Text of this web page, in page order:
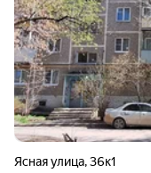
Ясная улица,36к1